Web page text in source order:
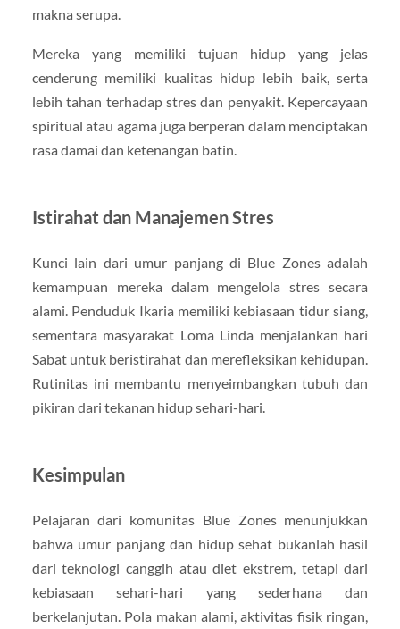
makna serupa.
Mereka yang memiliki tujuan hidup yang jelas
cenderung memiliki kualitas hidup lebih baik, serta
lebih tahan terhadap stres dan penyakit. Kepercayaan
spiritual atau agama juga berperan dalam menciptakan
rasa damai dan ketenangan batin.
Istirahat dan Manajemen Stres
Kunci lain dari umur panjang di Blue Zones adalah
kemampuan mereka dalam mengelola stres secara
alami. Penduduk Ikaria memiliki kebiasaan tidur siang,
sementara masyarakat Loma Linda menjalankan hari
Sabat untuk beristirahat dan merefleksikan kehidupan.
Rutinitas ini membantu menyeimbangkan tubuh dan
pikiran dari tekanan hidup sehari-hari.
Kesimpulan
Pelajaran dari komunitas Blue Zones menunjukkan
bahwa umur panjang dan hidup sehat bukanlah hasil
dari teknologi canggih atau diet ekstrem, tetapi dari
kebiasaan sehari-hari yang sederhana dan
berkelanjutan. Pola makan alami, aktivitas fisik ringan,